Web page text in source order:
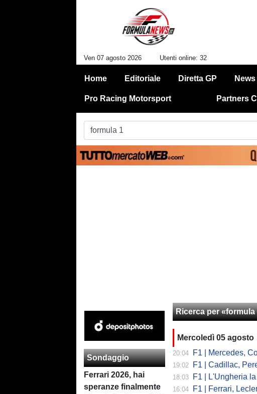
Ven 07 agosto 2026 Utenti online: 32
Home Editoriale Diretta GP News
Pro Racing Motorsport Partners
Sondaggio
Ferrari 2026, hai
speranze finalmente
Ricerca per «formula
Mercoledì 05 agosto
20:04 F1 | Mercedes,
19:02 F1 | Cadillac,
18:03 F1 | L'Ungheria
16:04 F1 | Ferrari,